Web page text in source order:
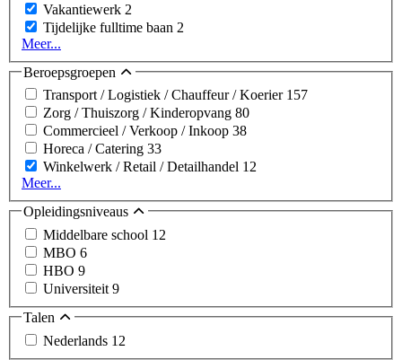
Vakantiewerk 2
Tijdelijke fulltime baan 2
Meer...
Beroepsgroepen
Transport / Logistiek / Chauffeur / Koerier 157
Zorg / Thuiszorg / Kinderopvang 80
Commercieel / Verkoop / Inkoop 38
Horeca / Catering 33
Winkelwerk / Retail / Detailhandel 12
Meer...
Opleidingsniveaus
Middelbare school 12
MBO 6
HBO 9
Universiteit 9
Talen
Nederlands 12